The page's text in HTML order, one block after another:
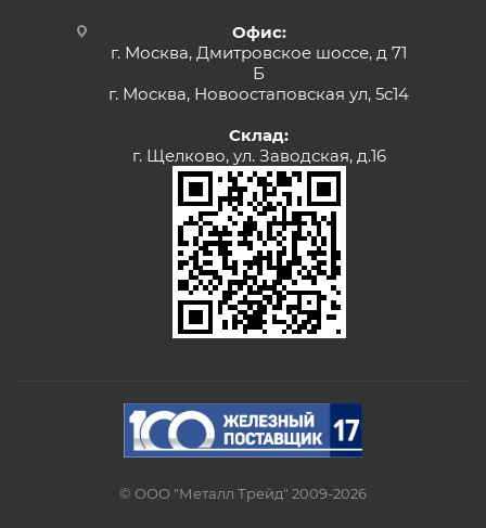
Офис:
г. Москва, Дмитровское шоссе, д 71
Б
г. Москва, Новоостаповская ул, 5с14
Склад:
г. Щелково, ул. Заводская, д.16
© ООО "Металл Трейд" 2009-2026